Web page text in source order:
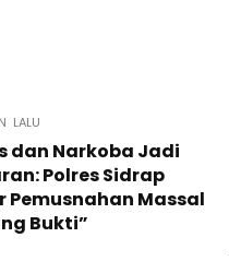
LALU
dan Narkoba Jadi
Polres Sidrap
Pemusnahan Massal
Bukti”